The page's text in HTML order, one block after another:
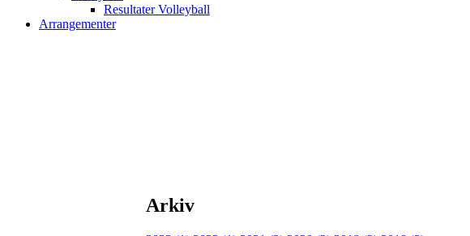
Resultater Volleyball
Arrangementer
Arkiv